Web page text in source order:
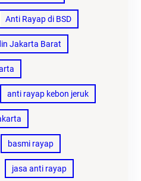
Anti Rayap di BSD
Jakarta Barat
anti rayap kebon jeruk
basmi rayap
jasa anti rayap